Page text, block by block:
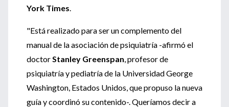
York Times.
"Está realizado para ser un complemento del
manual de la asociación de psiquiatría -afirmó el
doctorStanley Greenspan, profesor de
psiquiatría y pediatría de la Universidad George
Washington, Estados Unidos, que propuso la nueva
guía y coordinó su contenido-. Queríamos decir a